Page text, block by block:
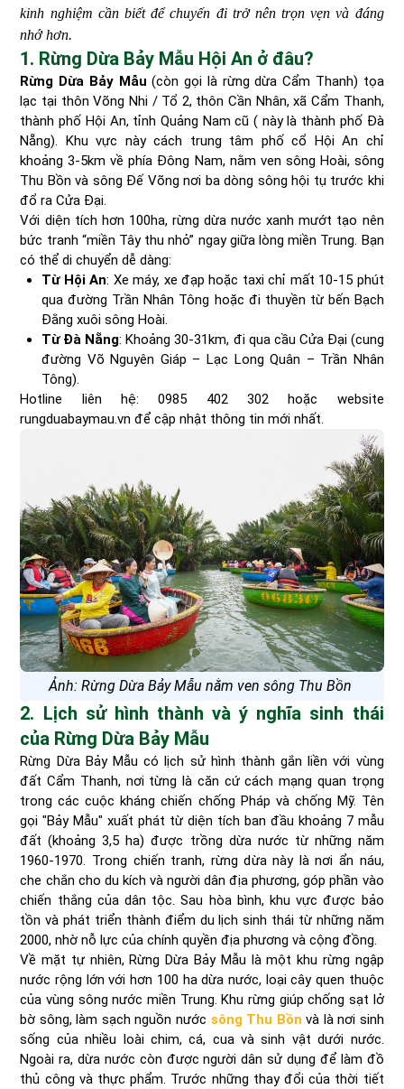
kinh nghiệm cần biết để chuyến đi trở nên trọn vẹn và đáng
nhớ hơn.
1. Rừng Dừa Bảy Mẫu Hội An ở đâu?
Rừng Dừa Bảy Mẫu (còn gọi là rừng dừa Cẩm Thanh) tọa
lạc tại thôn Võng Nhi / Tổ 2, thôn Cần Nhân, xã Cẩm Thanh,
thành phố Hội An, tỉnh Quảng Nam cũ ( này là thành phố Đà
Nẵng). Khu vực này cách trung tâm phố cổ Hội An chỉ
khoảng 3-5km về phía Đông Nam, nằm ven sông Hoài, sông
Thu Bồn và sông Đế Võng nơi ba dòng sông hội tụ trước khi
đổ ra Cửa Đại.
Với diện tích hơn 100ha, rừng dừa nước xanh mướt tạo nên
bức tranh “miền Tây thu nhỏ” ngay giữa lòng miền Trung. Bạn
có thể di chuyển dễ dàng:
Từ Hội An: Xe máy, xe đạp hoặc taxi chỉ mất 10-15 phút
qua đường Trần Nhân Tông hoặc đi thuyền từ bến Bạch
Đằng xuôi sông Hoài.
Từ Đà Nẵng: Khoảng 30-31km, đi qua cầu Cửa Đại (cung
đường Võ Nguyên Giáp – Lạc Long Quân – Trần Nhân
Tông).
Hotline liên hệ: 0985 402 302 hoặc website
rungduabaymau.vn để cập nhật thông tin mới nhất.
Ảnh: Rừng Dừa Bảy Mẫu nằm ven sông Thu Bồn
2. Lịch sử hình thành và ý nghĩa sinh thái
của Rừng Dừa Bảy Mẫu
Rừng Dừa Bảy Mẫu có lịch sử hình thành gắn liền với vùng
đất Cẩm Thanh, nơi từng là căn cứ cách mạng quan trọng
trong các cuộc kháng chiến chống Pháp và chống Mỹ. Tên
gọi "Bảy Mẫu" xuất phát từ diện tích ban đầu khoảng 7 mẫu
đất (khoảng 3,5 ha) được trồng dừa nước từ những năm
1960-1970. Trong chiến tranh, rừng dừa này là nơi ẩn náu,
che chắn cho du kích và người dân địa phương, góp phần vào
chiến thắng của dân tộc. Sau hòa bình, khu vực được bảo
tồn và phát triển thành điểm du lịch sinh thái từ những năm
2000, nhờ nỗ lực của chính quyền địa phương và cộng đồng.
Về mặt tự nhiên, Rừng Dừa Bảy Mẫu là một khu rừng ngập
nước rộng lớn với hơn 100 ha dừa nước, loại cây quen thuộc
của vùng sông nước miền Trung. Khu rừng giúp chống sạt lở
bờ sông, làm sạch nguồn nước sông Thu Bồn và là nơi sinh
sống của nhiều loài chim, cá, cua và sinh vật dưới nước.
Ngoài ra, dừa nước còn được người dân sử dụng để làm đồ
thủ công và thực phẩm. Trước những thay đổi của thời tiết